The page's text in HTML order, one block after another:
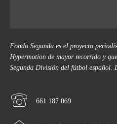
Fondo Segunda es el proyecto
Hypermotion de mayor recorrido y
Segunda División del fútbol español.
661 187 069